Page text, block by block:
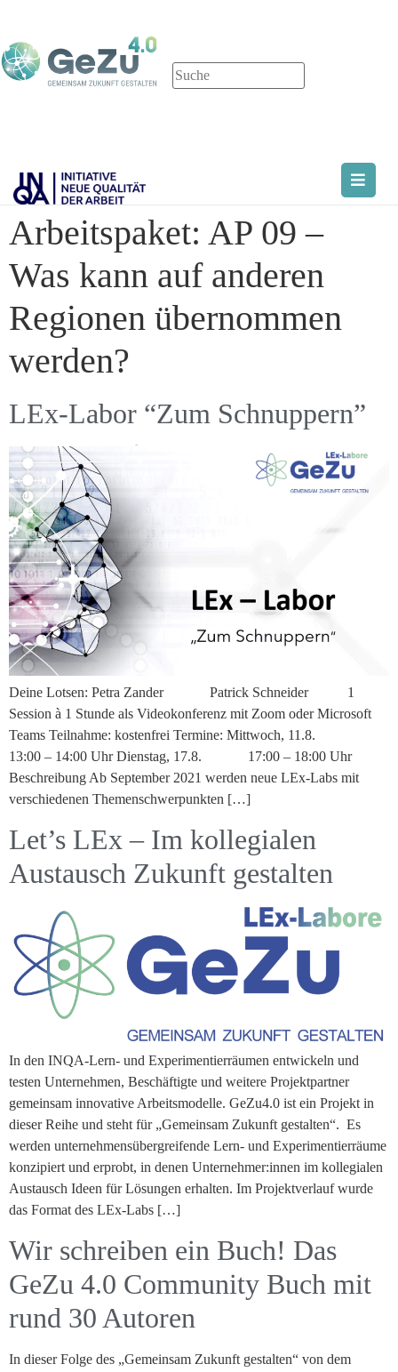
Arbeitspaket: AP 09 –
Was kann auf anderen
Regionen übernommen
werden?
LEx-Labor “Zum Schnuppern”
Deine Lotsen: Petra Zander Patrick Schneider 1
Session à 1 Stunde als Videokonferenz mit Zoom oder Microsoft
Teams Teilnahme: kostenfrei Termine: Mittwoch, 11.8.
13:00 – 14:00 Uhr Dienstag, 17.8. 17:00 – 18:00 Uhr
Beschreibung Ab September 2021 werden neue LEx-Labs mit
verschiedenen Themenschwerpunkten […]
Let’s LEx – Im kollegialen
Austausch Zukunft gestalten
In den INQA-Lern- und Experimentierräumen entwickeln und
testen Unternehmen, Beschäftigte und weitere Projektpartner
gemeinsam innovative Arbeitsmodelle. GeZu4.0 ist ein Projekt in
dieser Reihe und steht für „Gemeinsam Zukunft gestalten“. Es
werden unternehmensübergreifende Lern- und Experimentierräume
konzipiert und erprobt, in denen Unternehmer:innen im kollegialen
Austausch Ideen für Lösungen erhalten. Im Projektverlauf wurde
das Format des LEx-Labs […]
Wir schreiben ein Buch! Das
GeZu 4.0 Community Buch mit
rund 30 Autoren
In dieser Folge des „Gemeinsam Zukunft gestalten“ von dem